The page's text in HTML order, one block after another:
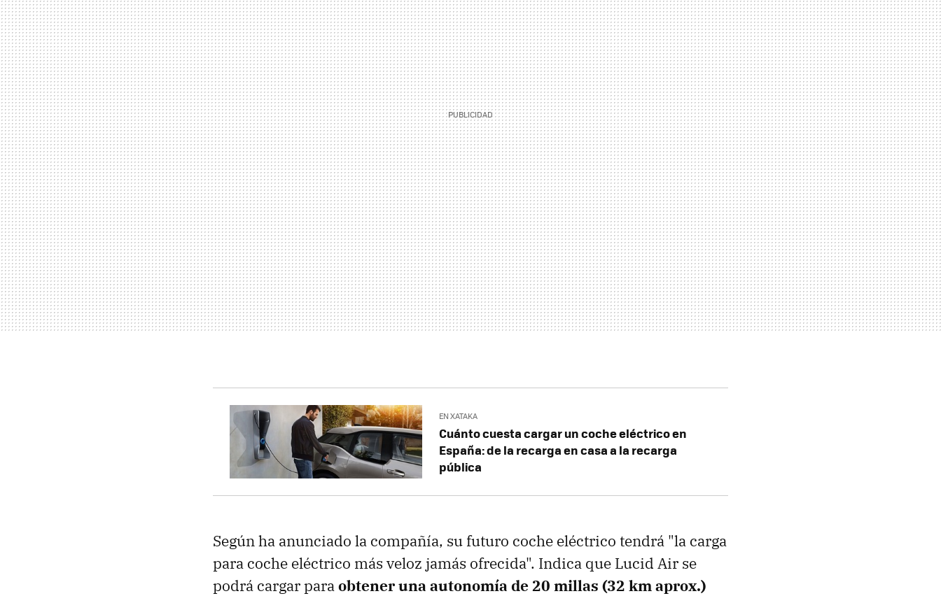
EN XATAKA
Cuánto cuesta cargar un coche eléctrico en
España: de la recarga en casa a la recarga
pública
Según ha anunciado la compañía, su futuro coche eléctrico tendrá "la carga
para coche eléctrico más veloz jamás ofrecida". Indica que Lucid Air se
podrá cargar paraobtener una autonomía de 20 millas (32 km aprox.)